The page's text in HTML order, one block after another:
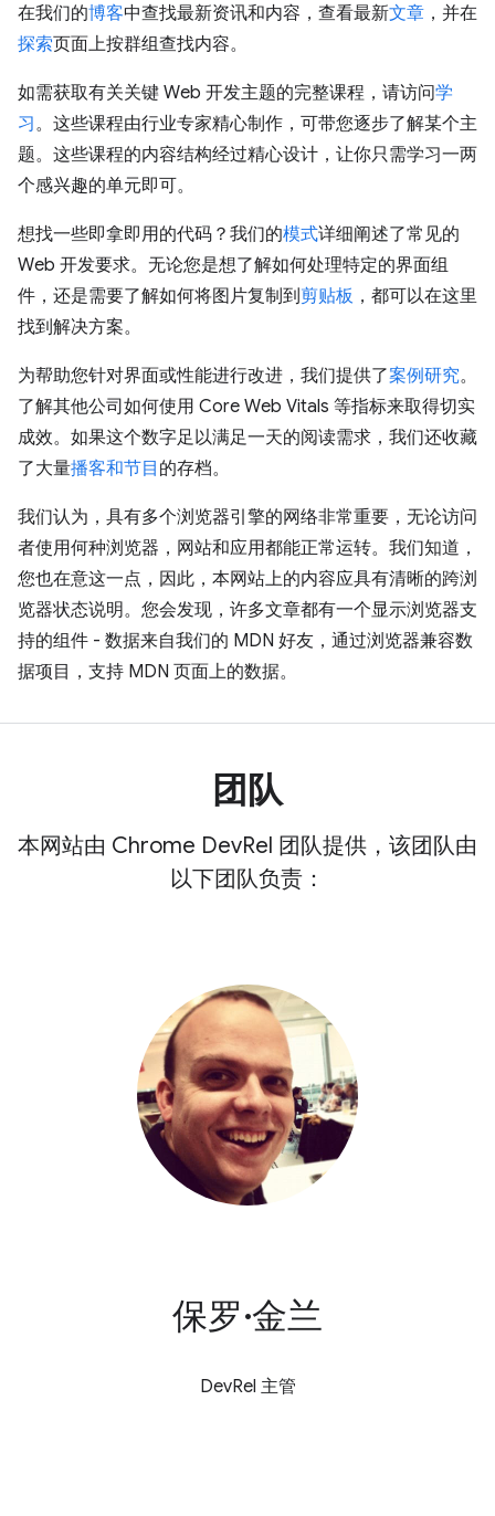
在我们的博客中查找最新资讯和内容，查看最新文章 ，并在
探索页面上按群组查找内容。
如需获取有关关键 Web 开发主题的完整课程，请访问学
习。这些课程由行业专家精心制作，可带您逐步了解某个主
题。这些课程的内容结构经过精心设计，让你只需学习一两
个感兴趣的单元即可。
想找一些即拿即用的代码？我们的模式详细阐述了常见的
Web 开发要求。无论您是想了解如何处理特定的界面组
件，还是需要了解如何将图片复制到剪贴板 ，都可以在这里
找到解决方案。
为帮助您针对界面或性能进行改进，我们提供了案例研究。
了解其他公司如何使用 Core Web Vitals 等指标来取得切实
成效。如果这个数字足以满足一天的阅读需求，我们还收藏
了大量播客和节目 的存档。
我们认为，具有多个浏览器引擎的网络非常重要，无论访问
者使用何种浏览器，网站和应用都能正常运转。我们知道，
您也在意这一点，因此，本网站上的内容应具有清晰的跨浏
览器状态说明。您会发现，许多文章都有一个显示浏览器支
持的组件 - 数据来自我们的 MDN 好友，通过浏览器兼容数
据项目，支持 MDN 页面上的数据。
团队
本网站由 Chrome DevRel 团队提供，该团队由
以下团队负责：
保罗·金兰
DevRel 主管